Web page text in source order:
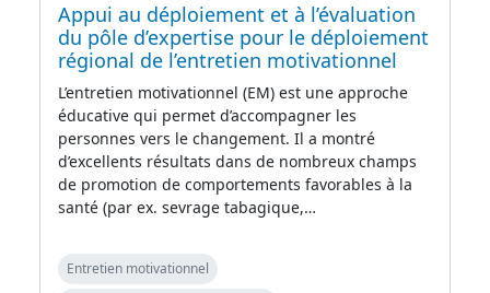
Appui au déploiement et à l’évaluation
du pôle d’expertise pour le déploiement
régional de l’entretien motivationnel
L’entretien motivationnel (EM) est une approche
éducative qui permet d’accompagner les
personnes vers le changement. Il a montré
d’excellents résultats dans de nombreux champs
de promotion de comportements favorables à la
santé (par ex. sevrage tabagique,…
Entretien motivationnel